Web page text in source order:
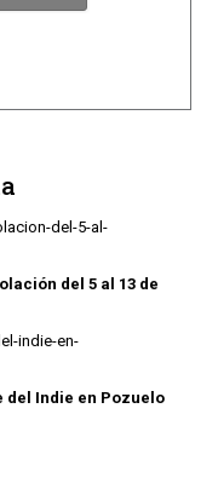
del 5 al 13 de
del Indie en Pozuelo